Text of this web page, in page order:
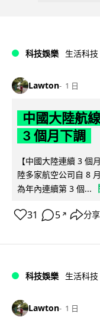
科技娛樂 生活科技
Lawton 1 日
中國大陸航
3 個月下調
【中國大陸連續 3 個
陸多家航空公司自 8
為年內連續第 3 個...
31 5 ↗ 分享
科技娛樂 生活科技
Lawton 1 日